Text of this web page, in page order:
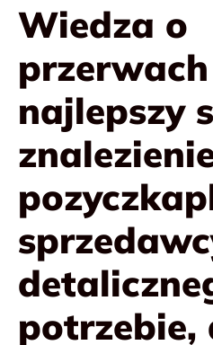
Wiedza o
najlepszy
potrzebie,